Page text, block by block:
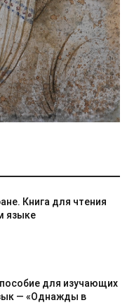
Книга для чтения
языке
для изучающих
— «Однажды в